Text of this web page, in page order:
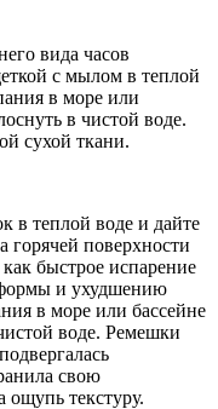
вида часов
с мылом в теплой
в море или
в чистой воде.
сухой ткани.
в теплой воде и дайте
поверхности
быстрое испарение
и ухудшению
в море или бассейне
воде. Ремешки
свою
ощупь текстуру.